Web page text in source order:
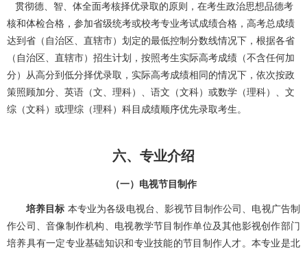
贯彻德、智、体全面考核择优录取的原则，在考生政治思想品德考
核和体检合格，参加省级统考或校考专业考试成绩合格，高考总成绩
达到省（自治区、直辖市）划定的最低控制分数线情况下，根据各省
（自治区、直辖市）招生计划，按照考生实际高考成绩（不含任何加
分）从高分到低分择优录取，实际高考成绩相同的情况下，依次按政
策照顾加分、英语（文、理科）、语文（文科）或数学（理科）、文
综（文科）或理综（理科）科目成绩顺序优先录取考生。
六、专业介绍
（一）电视节目制作
培养目标 本专业为各级电视台、影视节目制作公司、电视广告制
作公司、音像制作机构、电视教学节目制作单位及其他影视创作部门
培养具有一定专业基础知识和专业技能的节目制作人才。本专业是北